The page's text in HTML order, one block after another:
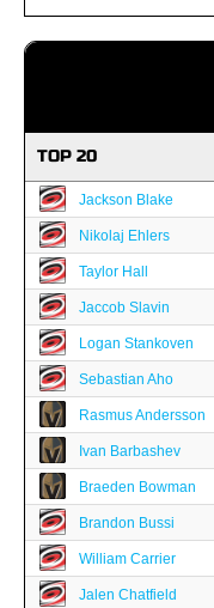
TOP 20
Jackson Blake
Nikolaj Ehlers
Taylor Hall
Jaccob Slavin
Logan Stankoven
Sebastian Aho
Rasmus Andersson
Ivan Barbashev
Braeden Bowman
Brandon Bussi
William Carrier
Jalen Chatfield